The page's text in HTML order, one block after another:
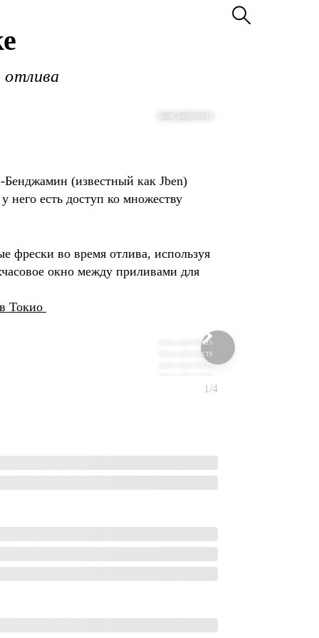
отлива
MASK ARQUITECTS
(известный как Jben)
него есть доступ ко множеству
фрески во время отлива, используя
окно между приливами для
Токио
MASK ARQUITECTS
MASK ARQUITECTS
1/4